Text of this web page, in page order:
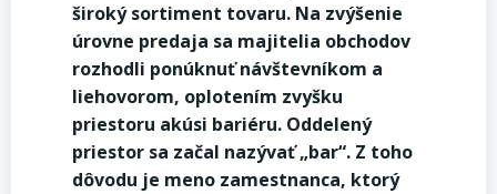
široký sortiment tovaru. Na zvýšenie
úrovne predaja sa majitelia obchodov
rozhodli ponúknuť návštevníkom a
liehovorom, oplotením zvyšku
priestoru akúsi bariéru. Oddelený
priestor sa začal nazývať „bar“. Z toho
dôvodu je meno zamestnanca, ktorý